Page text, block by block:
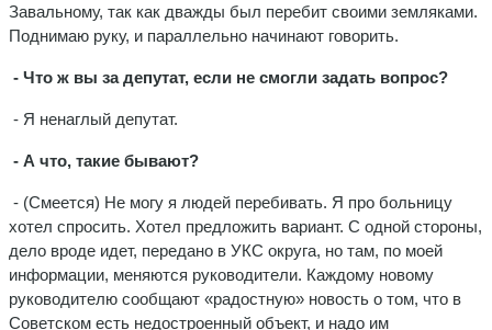
Завальному, так как дважды был перебит своими земляками.
Поднимаю руку, и параллельно начинают говорить.
- Что ж вы за депутат, если не смогли задать вопрос?
- Я ненаглый депутат.
- А что, такие бывают?
- (Смеется) Не могу я людей перебивать. Я про больницу
хотел спросить. Хотел предложить вариант. С одной стороны,
дело вроде идет, передано в УКС округа, но там, по моей
информации, меняются руководители. Каждому новому
руководителю сообщают «радостную» новость о том, что в
Советском есть недостроенный объект, и надо им